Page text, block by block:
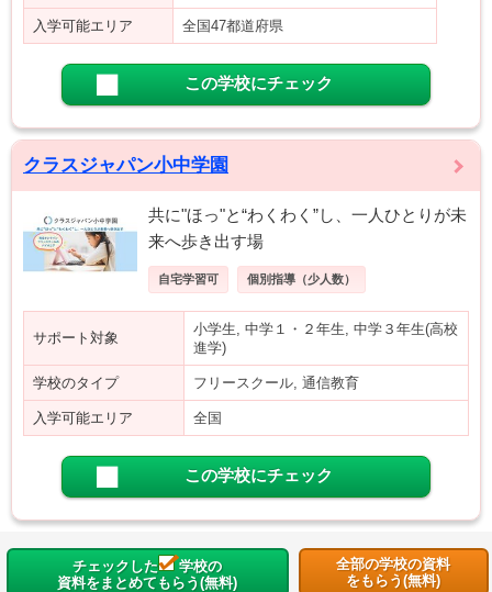
入学可能エリア 全国47都道府県
この学校にチェック
クラスジャパン小中学園
共に"ほっ"と“わくわく”し、一人ひとりが未
来へ歩き出す場
自宅学習可 個別指導（少人数）
サポート対象
小学生, 中学１・２年生, 中学３年生(高校
進学)
学校のタイプ フリースクール, 通信教育
入学可能エリア 全国
この学校にチェック
チェックした
学校の
資料をまとめてもらう(無料)
全部の学校の資料
をもらう(無料)